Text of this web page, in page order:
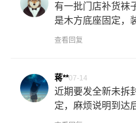
有一批门店补货袜
是木方底座固定，
查看回复
蒋**07-14
近期要发全新未拆
定，麻烦说明到达